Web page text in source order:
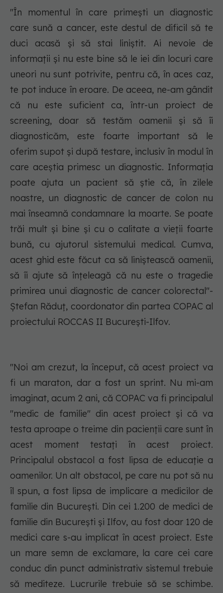
"În momentul în care primești un diagnostic
care sună a cancer, este destul de dificil să te
duci acasă și să stai liniștit. Ai nevoie de
informații și nu este bine să le iei din locuri care
uneori nu sunt potrivite, pentru că, în aces caz,
te pot induce în eroare. De aceea, ne-am gândit
că nu este suficient ca, într-un proiect de
screening, doar să testăm oamenii și să îi
diagnosticăm, este foarte important să le
oferim supot și după testare, inclusiv în modul în
care aceștia primesc un diagnostic. Informația
poate ajuta un pacient să știe că, în zilele
noastre, un diagnostic de cancer de colon nu
mai înseamnă condamnare la moarte. Se poate
trăi mult și bine și cu o calitate a vieții foarte
bună, cu ajutorul sistemului medical. Cumva,
acest ghid este făcut ca să liniștească oamenii,
să îi ajute să înțeleagă că nu este o tragedie
primirea unui diagnostic de cancer colorectal"-
Ștefan Răduț, coordonator din partea COPAC al
proiectului ROCCAS II București-Ilfov.
"Noi am crezut, la început, că acest proiect va
fi un maraton, dar a fost un sprint. Nu mi-am
imaginat, acum 2 ani, că COPAC va fi principalul
"medic de familie" din acest proiect și că va
testa aproape o treime din pacienții care sunt în
acest moment testați în acest proiect.
Principalul obstacol a fost lipsa de educație a
oamenilor. Un alt obstacol, pe care nu pot să nu
îl spun, a fost lipsa de implicare a medicilor de
familie din București. Din cei 1.200 de medici de
familie din București și Ilfov, au fost doar 120 de
medici care s-au implicat în acest proiect. Este
un mare semn de exclamare, la care cei care
conduc din punct administrativ sistemul trebuie
să mediteze. Lucrurile trebuie să se schimbe.